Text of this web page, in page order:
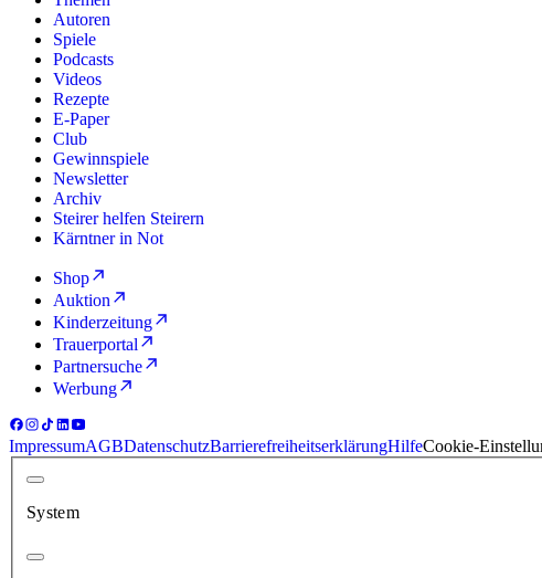
Autoren
Spiele
Podcasts
Videos
Rezepte
E-Paper
Club
Gewinnspiele
Newsletter
Archiv
Steirer helfen Steirern
Kärntner in Not
Shop
Auktion
Kinderzeitung
Trauerportal
Partnersuche
Werbung
ImpressumAGBDatenschutzBarrierefreiheitserklärungHilfeCookie-
System